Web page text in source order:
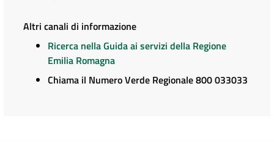
Altri canali di informazione
Ricerca nella Guida ai servizi della Regione
Emilia Romagna
Chiama il Numero Verde Regionale 800 033033